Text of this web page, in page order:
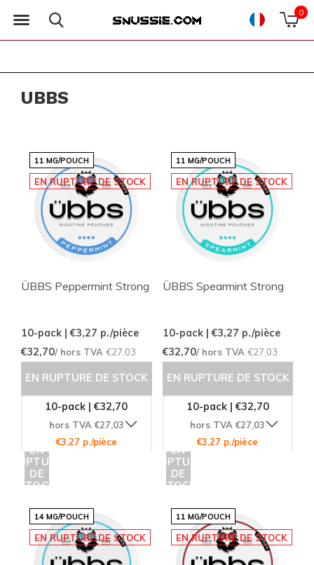
0
UBBS
11 MG/POUCH
EN RUPTURE DE STOCK
ÜBBS Peppermint Strong
10-pack | €3,27 p./pièce
€32,70/ hors TVA €27,03
EN RUPTURE DE STOCK
10-pack | €32,70
hors TVA €27,03
€3,27 p./pièce
EN
RUPTURE
DE
STOCK
11 MG/POUCH
EN RUPTURE DE STOCK
ÜBBS Spearmint Strong
10-pack | €3,27 p./pièce
€32,70/ hors TVA €27,03
EN RUPTURE DE STOCK
10-pack | €32,70
hors TVA €27,03
€3,27 p./pièce
EN
RUPTURE
DE
STOCK
14 MG/POUCH
EN RUPTURE DE STOCK
11 MG/POUCH
EN RUPTURE DE STOCK